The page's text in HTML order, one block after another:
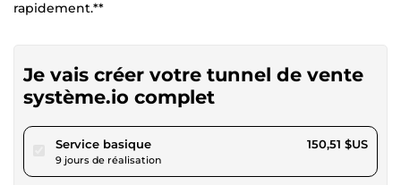
rapidement.**
Je vais créer votre tunnel de vente
système.io complet
Service basiquepour 138,72 $US
9 jours de réalisation
150,51 $US